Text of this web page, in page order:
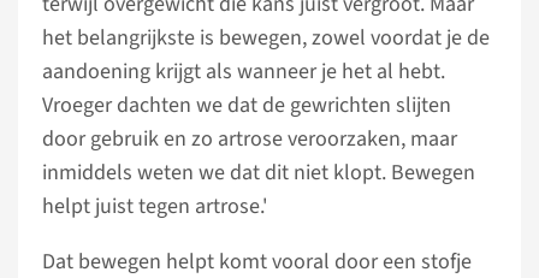
het belangrijkste is bewegen, zowel voordat je de
aandoening krijgt als wanneer je het al hebt.
Vroeger dachten we dat de gewrichten slijten
door gebruik en zo artrose veroorzaken, maar
inmiddels weten we dat dit niet klopt. Bewegen
helpt juist tegen artrose.'
Dat bewegen helpt komt vooral door een stofje